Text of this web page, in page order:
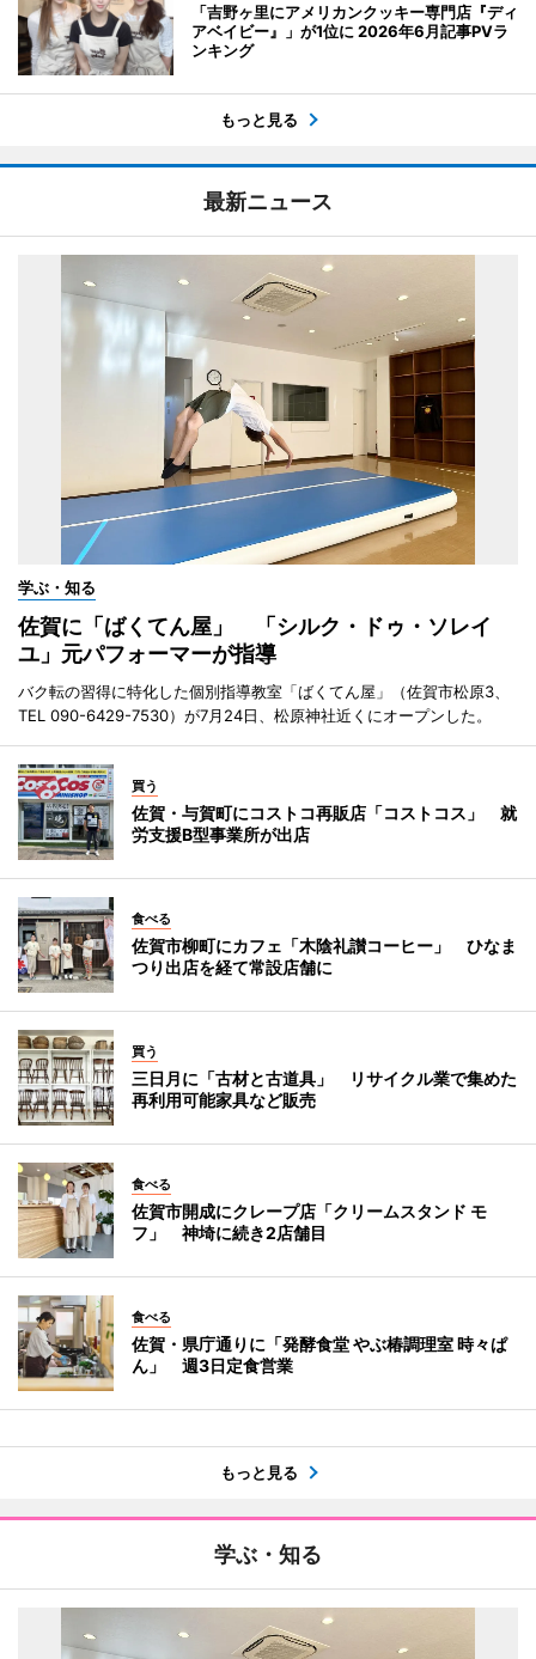
「吉野ヶ里にアメリカンクッキー専門店『ディ
アベイビー』」が1位に 2026年6月記事PVラ
ンキング
もっと見る
最新ニュース
学ぶ・知る
佐賀に「ばくてん屋」 「シルク・ドゥ・ソレイ
ユ」元パフォーマーが指導
バク転の習得に特化した個別指導教室「ばくてん屋」（佐賀市松原3、
TEL 090-6429-7530）が7月24日、松原神社近くにオープンした。
買う
佐賀・与賀町にコストコ再販店「コストコス」 就
労支援B型事業所が出店
食べる
佐賀市柳町にカフェ「木陰礼讃コーヒー」 ひなま
つり出店を経て常設店舗に
買う
三日月に「古材と古道具」 リサイクル業で集めた
再利用可能家具など販売
食べる
佐賀市開成にクレープ店「クリームスタンド モ
フ」 神埼に続き2店舗目
食べる
佐賀・県庁通りに「発酵食堂 やぶ椿調理室 時々ぱ
ん」 週3日定食営業
もっと見る
学ぶ・知る